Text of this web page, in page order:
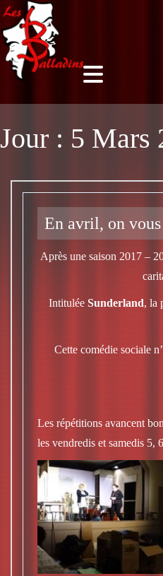
Jour : 5 Mars
En avril, on
Après une saison 2017 –
Intitulée Sunderland, la
Cette comédie sociale
Les répétitions avancent
les vendredis et samedis 5,